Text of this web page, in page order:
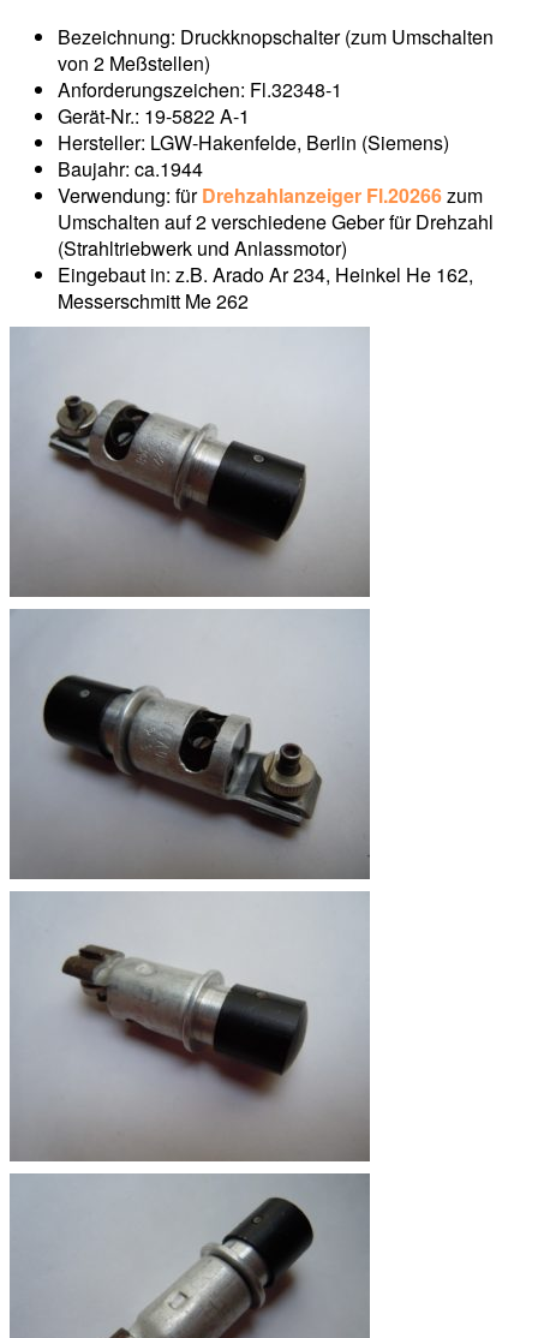
Bezeichnung: Druckknopschalter (zum Umschalten
von 2 Meßstellen)
Anforderungszeichen: Fl.32348-1
Gerät-Nr.: 19-5822 A-1
Hersteller: LGW-Hakenfelde, Berlin (Siemens)
Baujahr: ca.1944
Verwendung: fürDrehzahlanzeiger Fl.20266zum
Umschalten auf 2 verschiedene Geber für Drehzahl
(Strahltriebwerk und Anlassmotor)
Eingebaut in: z.B. Arado Ar 234, Heinkel He 162,
Messerschmitt Me 262